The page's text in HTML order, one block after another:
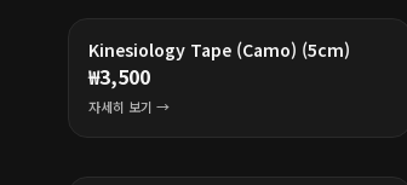
Kinesiology Tape (Camo) (5cm)
₩3,500
자세히 보기 →